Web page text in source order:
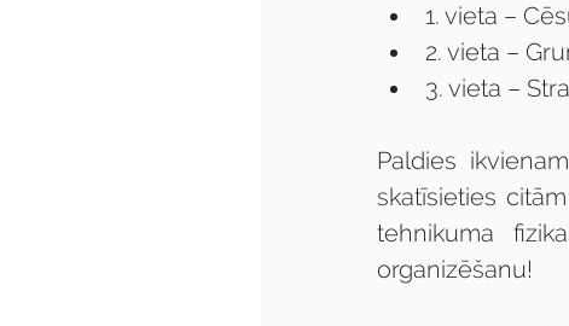
1. vieta –
2. vieta –
3. vieta –
Paldies
skatīsieties
tehnikuma
organizēšanu!